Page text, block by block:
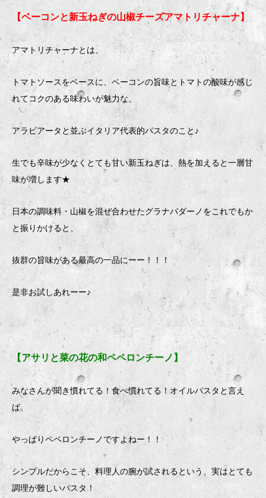
【ベーコンと新玉ねぎの山椒チーズアマトリチャーナ】
アマトリチャーナとは、
トマトソースをベースに、ベーコンの旨味とトマトの酸味が感じ
れてコクのある味わいが魅力な、
アラビアータと並ぶイタリア代表的パスタのこと♪
生でも辛味が少なくとても甘い新玉ねぎは、熱を加えると一層甘
味が増します★
日本の調味料・山椒を混ぜ合わせたグラナパダーノをこれでもか
と振りかけると、
抜群の旨味がある最高の一品にーー！！！
是非お試しあれーー♪
【アサリと菜の花の和ペペロンチーノ】
みなさんが聞き慣れてる！食べ慣れてる！オイルパスタと言え
ば、
やっぱりペペロンチーノですよねー！！
シンプルだからこそ、料理人の腕が試されるという、実はとても
調理が難しいパスタ！